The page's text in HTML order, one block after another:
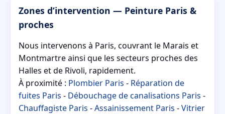
Zones d’intervention — Peinture Paris &
proches
Nous intervenons à Paris, couvrant le Marais et
Montmartre ainsi que les secteurs proches des
Halles et de Rivoli, rapidement.
À proximité : Plombier Paris - Réparation de
fuites Paris - Débouchage de canalisations Paris -
Chauffagiste Paris -Assainissement Paris -Vitrier